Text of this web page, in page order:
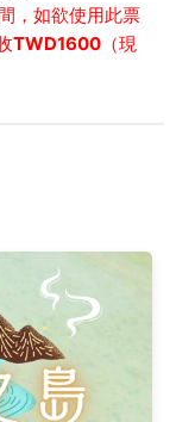
，如欲使用此票
TWD1600（現